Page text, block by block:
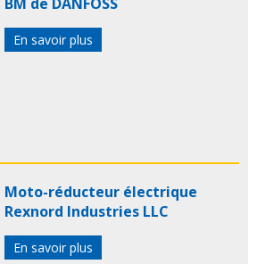
En savoir plus
Moto-réducteur électrique
Rexnord Industries LLC
En savoir plus